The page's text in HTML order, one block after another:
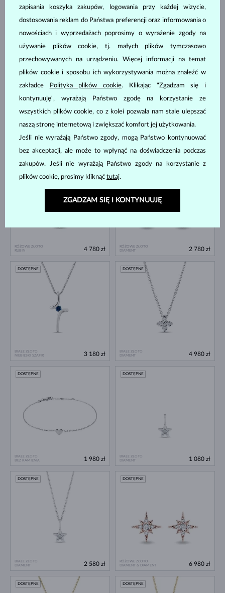
BIAŁE ZŁOTO
DOSTĘPNE
ŻÓŁTE ZŁOTO
DOSTĘPNE
RÓŻOWE ZŁOTO
RUBIN
DOSTĘPNE
4 780 zł
RÓŻOWE ZŁOTO
DIAMENT
DOSTĘPNE
2 780 zł
BIAŁE ZŁOTO
NIEBIESKI SZAFIR
DOSTĘPNE
3 180 zł
BIAŁE ZŁOTO
DIAMENT
DOSTĘPNE
4 980 zł
BIAŁE ZŁOTO
BEZ KAMIENIA
DOSTĘPNE
1 980 zł
BIAŁE ZŁOTO
DIAMENT
DOSTĘPNE
1 080 zł
BIAŁE ZŁOTO
DIAMENT
DOSTĘPNE
2 580 zł
RÓŻOWE ZŁOTO
DIAMENT & DIAMENT
DOSTĘPNE
6 980 zł
DOSTĘPNE DOSTĘPNE
zapisania koszyka zakupów, logowania przy każdej wizycie,
dostosowania reklam do Państwa preferencji oraz informowania o
nowościach i wyprzedażach poprosimy o wyrażenie zgody na
używanie plików cookie, tj. małych plików tymczasowo
przechowywanych na urządzeniu. Więcej informacji na temat
plików cookie i sposobu ich wykorzystywania można znaleźć w
zakładce
Polityka plików cookie. Klikając "Zgadzam się i
kontynuuję", wyrażają Państwo zgodę na korzystanie ze
wszystkich plików cookie, co z kolei pozwala nam stale ulepszać
naszą stronę internetową i zwiększać komfort jej użytkowania.
Jeśli nie wyrażają Państwo zgody, mogą Państwo kontynuować
bez akceptacji, ale może to wpłynąć na doświadczenia podczas
zakupów. Jeśli nie wyrażają Państwo zgody na korzystanie z
plików cookie, prosimy kliknąć tutaj.
ZGADZAM SIĘ I KONTYNUUJĘ